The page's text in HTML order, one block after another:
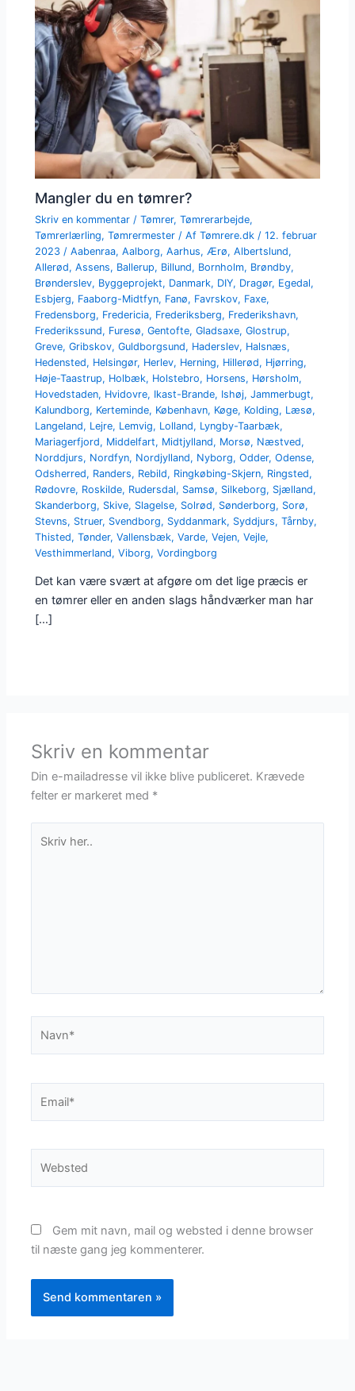
Mangler du en tømrer?
Skriv en kommentar /Tømrer,Tømrerarbejde,
Tømrerlærling,Tømrermester / AfTømrere.dk/12. februar
2023/Aabenraa,Aalborg,Aarhus,Ærø,Albertslund,
Allerød,Assens, Ballerup, Billund, Bornholm, Brøndby,
Brønderslev, Byggeprojekt, Danmark, DIY, Dragør, Egedal,
Esbjerg, Faaborg-Midtfyn, Fanø, Favrskov, Faxe,
Fredensborg, Fredericia, Frederiksberg, Frederikshavn,
Frederikssund, Furesø,Gentofte,Gladsaxe,Glostrup,
Greve,Gribskov,Guldborgsund, Haderslev, Halsnæs,
Hedensted, Helsingør, Herlev, Herning, Hillerød, Hjørring,
Høje-Taastrup, Holbæk, Holstebro, Horsens, Hørsholm,
Hovedstaden, Hvidovre, Ikast-Brande, Ishøj,Jammerbugt,
Kalundborg, Kerteminde, København, Køge, Kolding, Læsø,
Langeland, Lejre, Lemvig, Lolland, Lyngby-Taarbæk,
Mariagerfjord, Middelfart, Midtjylland, Morsø, Næstved,
Norddjurs, Nordfyn, Nordjylland, Nyborg,Odder,Odense,
Odsherred, Randers, Rebild, Ringkøbing-Skjern, Ringsted,
Rødovre, Roskilde, Rudersdal, Samsø, Silkeborg, Sjælland,
Skanderborg, Skive, Slagelse, Solrød, Sønderborg, Sorø,
Stevns, Struer, Svendborg, Syddanmark, Syddjurs,Tårnby,
Thisted,Tønder,Vallensbæk,Varde,Vejen,Vejle,
Vesthimmerland,Viborg,Vordingborg
Det kan være svært at afgøre om det lige præcis er
en tømrer eller en anden slags håndværker man har
[…]
Skriv en kommentar
Din e-mailadresse vil ikke blive publiceret. Krævede
felter er markeret med *
her..
Gem mit navn, mail og websted i denne browser
til næste gang jeg kommenterer.